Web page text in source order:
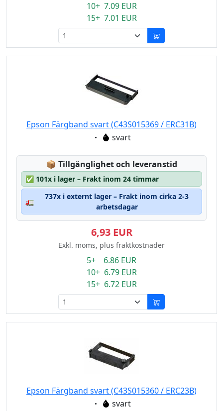
10+ 7.09 EUR
15+ 7.01 EUR
Epson Färgband svart (C43S015369 / ERC31B)
Eigenschaft:
svart
📦 Lagerstatus:
Tillgänglighet och leveranstid
✅ 101x i lager – Frakt inom 24 timmar
🚛
737x i externt lager – Frakt inom cirka 2-3
arbetsdagar
6,93 EUR
Exkl. moms, plus fraktkostnader
5+ 6.86 EUR
10+ 6.79 EUR
15+ 6.72 EUR
Epson Färgband svart (C43S015360 / ERC23B)
Eigenschaft:
svart